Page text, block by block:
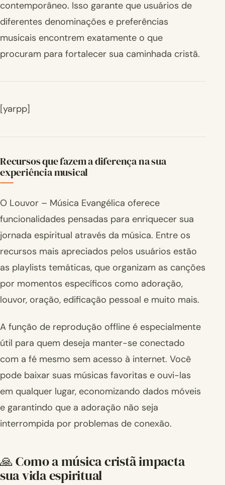
contemporâneo. Isso garante que usuários de
diferentes denominações e preferências
musicais encontrem exatamente o que
procuram para fortalecer sua caminhada cristã.
[yarpp]
Recursos que fazem a diferença na sua
experiência musical
O Louvor – Música Evangélica oferece
funcionalidades pensadas para enriquecer sua
jornada espiritual através da música. Entre os
recursos mais apreciados pelos usuários estão
as playlists temáticas, que organizam as canções
por momentos específicos como adoração,
louvor, oração, edificação pessoal e muito mais.
A função de reprodução offline é especialmente
útil para quem deseja manter-se conectado
com a fé mesmo sem acesso à internet. Você
pode baixar suas músicas favoritas e ouvi-las
em qualquer lugar, economizando dados móveis
e garantindo que a adoração não seja
interrompida por problemas de conexão.
🙏 Como a música cristã impacta
sua vida espiritual